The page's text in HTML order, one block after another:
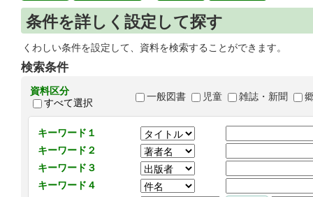
条件を詳しく設定して探す
くわしい条件を設定して、資料を検索することができます。
検索条件
資料区分
すべて選択
一般図書 児童 雑誌・新聞
キーワード１
キーワード２
キーワード３
キーワード４